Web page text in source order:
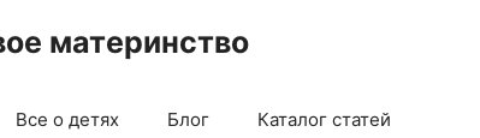
материнство
Все о детях Блог Каталог статей